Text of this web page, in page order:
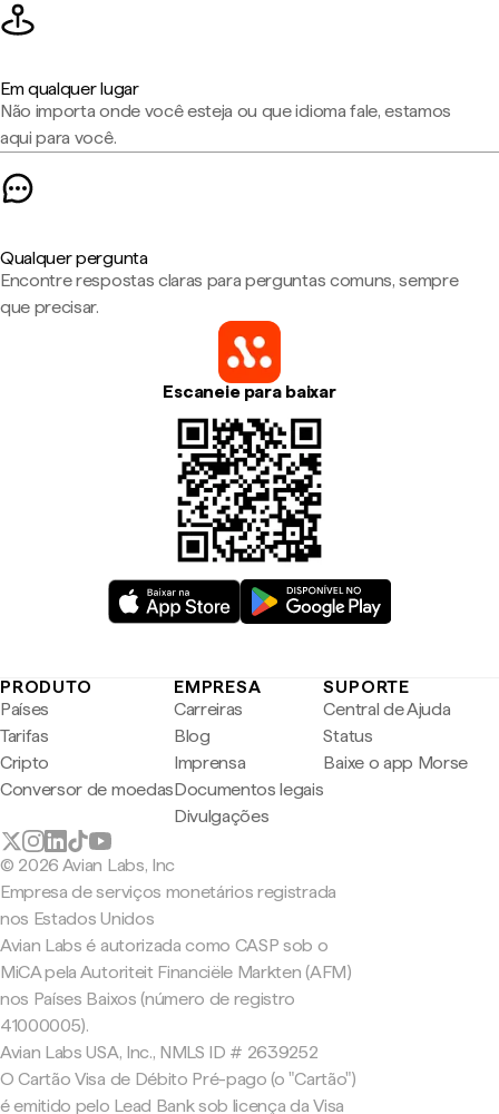
Em qualquer lugar
Não importa onde você esteja ou que idioma fale, estamos
aqui para você.
Qualquer pergunta
Encontre respostas claras para perguntas comuns, sempre
que precisar.
Escaneie para baixar
PRODUTO
Países
Tarifas
Cripto
Conversor de moedas
EMPRESA
Carreiras
Blog
Imprensa
Documentos legais
Divulgações
SUPORTE
Central de Ajuda
Status
Baixe o app Morse
© 2026 Avian Labs, Inc
Empresa de serviços monetários registrada
nos Estados Unidos
Avian Labs é autorizada como CASP sob o
MiCA pela Autoriteit Financiële Markten (AFM)
nos Países Baixos (número de registro
41000005).
Avian Labs USA, Inc., NMLS ID # 2639252
O Cartão Visa de Débito Pré-pago (o "Cartão")
é emitido pelo Lead Bank sob licença da Visa